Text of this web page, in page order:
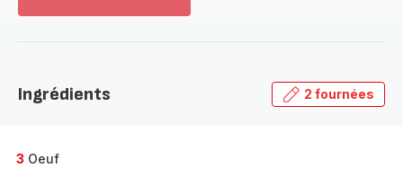
gamme
Ingrédients 2 fournées
3 Oeuf